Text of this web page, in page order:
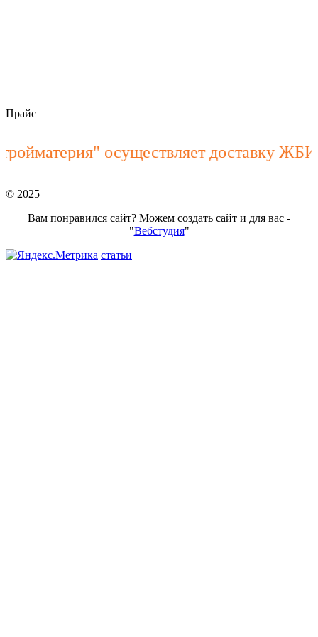
Прайс
осуществляет доставку ЖБИ
© 2025
Вам понравился сайт? Можем создать сайт и для вас -
"Вебстудия"
статьи